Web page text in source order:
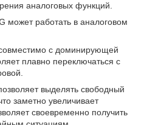
аналоговых функций.
может работать в аналоговом
с доминирующей
плавно переключаться с
выделять свободный
заметно увеличивает
своевременно получить